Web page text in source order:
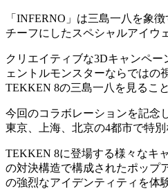
「INFERNO」は三島一八を象
チーフにしたスペシャルアイウ
クリエイティブな3Dキャンペ
ェントルモンスターならではの
TEKKEN 8の三島一八を見るこ
今回のコラボレーションを記念
東京、上海、北京の4都市で特別
TEKKEN 8に登場する様々なキ
の対決構造で構成されたポップ
の強烈なアイデンティティを体